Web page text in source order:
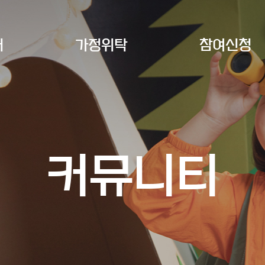
가정위탁 참여신청
커뮤니티